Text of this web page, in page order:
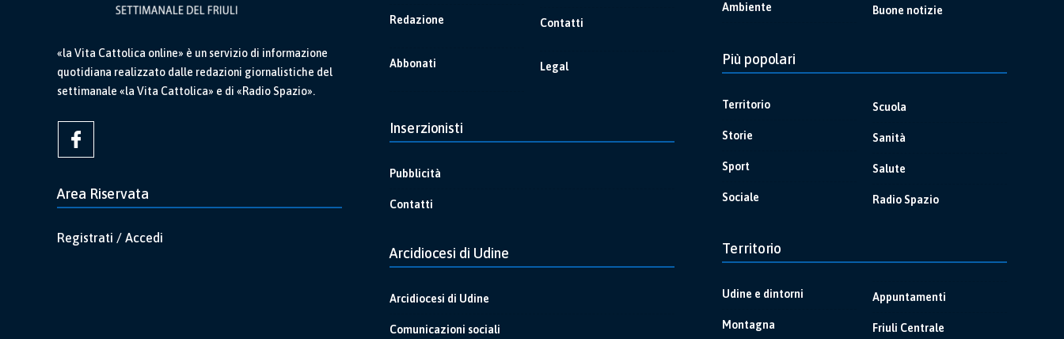
«la Vita Cattolica online» è un servizio di informazione
quotidiana realizzato dalle redazioni giornalistiche del
settimanale «la Vita Cattolica» e di «Radio Spazio».
Area Riservata
Registrati / Accedi
Redazione
Abbonati
Contatti
Legal
Inserzionisti
Pubblicità
Contatti
Arcidiocesi di Udine
Arcidiocesi di Udine
Comunicazioni sociali
Ambiente Buone notizie
Più popolari
Territorio
Storie
Sport
Sociale
Scuola
Sanità
Salute
Radio Spazio
Territorio
Udine e dintorni
Montagna
Appuntamenti
Friuli Centrale